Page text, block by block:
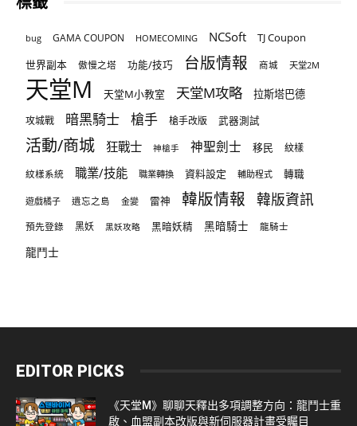
bug GAMA COUPON HOMECOMING NCSoft
TJ Coupon
世界副本
傲慢之塔 功能/技巧 台版情報 商城 天堂2M
天堂M 天堂M小教室 天堂M攻略 拉斯塔巴德
攻城戰 暗黑騎士 槍手 槍手改版 武器測試
活動/商城 狂戰士 神槍手 神聖劍士 移民 紋樣
紋樣系統 職業/技能 職業轉換 資料設定 輔助程式 轉職
遊戲橘子 遺忘之島 金變 雷神 韓版情報 韓版資訊
預先登錄 黑妖 黑妖攻略 黑暗妖精 黑暗騎士 龍騎士
龍鬥士
EDITOR PICKS
《天堂M》聊聊天釋出多項調整方向：龍鬥士重
啟、血盟副本改版與新伺服器計畫受矚目